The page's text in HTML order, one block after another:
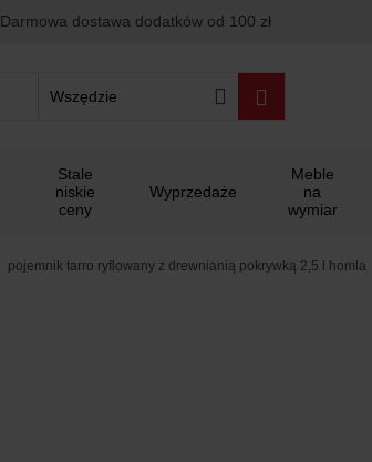
Darmowa dostawa dodatków od 100 zł
Wszędzie
Stale
niskie
ceny
Wyprzedaże
Meble
na
wymiar
pojemnik tarro ryflowany z drewnianią pokrywką 2,5 l homla